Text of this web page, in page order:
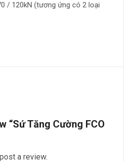
/ 120kN (tương ứng có 2 loại
“Sứ Tăng Cường FCO
a review.